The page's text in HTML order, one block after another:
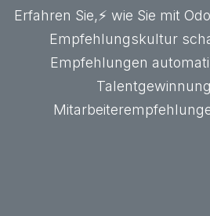
Erfahren Sie,⚡ wie Sie mit
Empfehlungskultur
Empfehlungen